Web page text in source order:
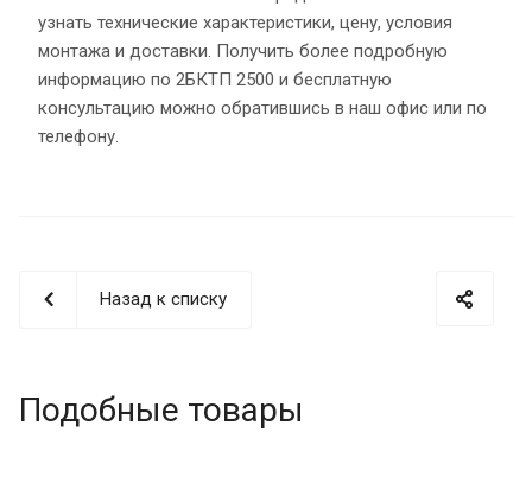
узнать технические характеристики, цену, условия
монтажа и доставки. Получить более подробную
информацию по 2БКТП 2500 и бесплатную
консультацию можно обратившись в наш офис или по
телефону.
Назад к списку
Подобные товары